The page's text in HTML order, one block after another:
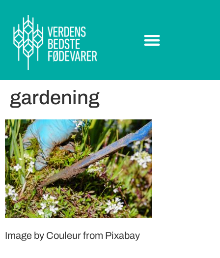
gardening
Image by Couleur from Pixabay